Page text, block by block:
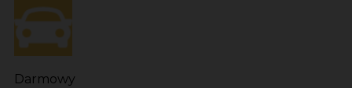
Darmowy